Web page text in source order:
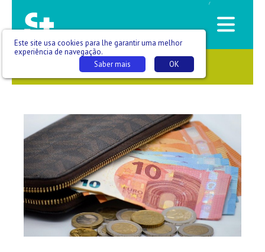
/
SAÚDE QUE SE VÊ
Este site usa cookies para lhe garantir uma melhor
experiência de navegação.
OK
Saber mais